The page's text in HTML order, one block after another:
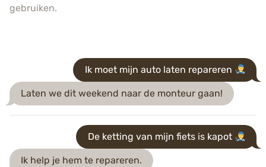
gebruiken.
Ik moet mijn auto laten repareren
Laten we dit weekend naar de monteur gaan!
De ketting van mijn fiets is kapot
Ik help je hem te repareren.